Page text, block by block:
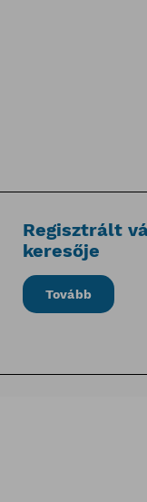
Regisztrált
keresője
Tovább